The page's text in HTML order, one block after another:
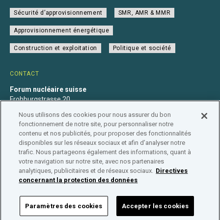
CONTACT
Forum nucléaire suisse
Frohburgstrasse 20
+41 31 560 36 50
info@nuklearforum.ch
Sécurité d’approvisionnement SMR, AMR & MMR
Approvisionnement énergétique
Construction et exploitation Politique et société
Déclaration de confidentialité Impressum Affiliation
Répertoire des entreprises
Nous utilisons des cookies pour nous assurer du bon
fonctionnement de notre site, pour personnaliser notre
contenu et nos publicités, pour proposer des fonctionnalités
disponibles sur les réseaux sociaux et afin d’analyser notre
trafic. Nous partageons également des informations, quant à
votre navigation sur notre site, avec nos partenaires
analytiques, publicitaires et de réseaux sociaux. Directives
concernant la protection des données
Paramètres des cookies Accepter les cookies